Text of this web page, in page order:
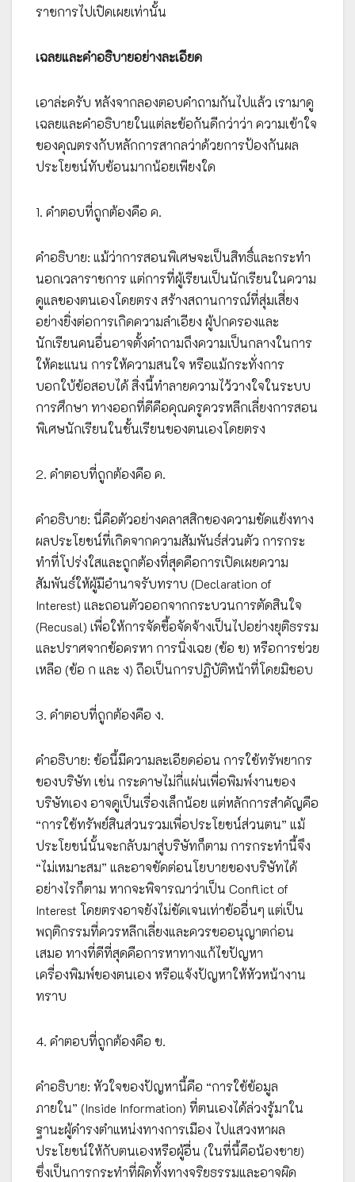
ราชการไปเปิดเผยเท่านั้น
เฉลยและคำอธิบายอย่างละเอียด
เอาล่ะครับ หลังจากลองตอบคำถามกันไปแล้ว เรามาดู
เฉลยและคำอธิบายในแต่ละข้อกันดีกว่าว่า ความเข้าใจ
ของคุณตรงกับหลักการสากลว่าด้วยการป้องกันผล
ประโยชน์ทับซ้อนมากน้อยเพียงใด
1. คำตอบที่ถูกต้องคือ ค.
คำอธิบาย: แม้ว่าการสอนพิเศษจะเป็นสิทธิ์และกระทำ
นอกเวลาราชการ แต่การที่ผู้เรียนเป็นนักเรียนในความ
ดูแลของตนเองโดยตรง สร้างสถานการณ์ที่สุ่มเสี่ยง
อย่างยิ่งต่อการเกิดความลำเอียง ผู้ปกครองและ
นักเรียนคนอื่นอาจตั้งคำถามถึงความเป็นกลางในการ
ให้คะแนน การให้ความสนใจ หรือแม้กระทั่งการ
บอกใบ้ข้อสอบได้ สิ่งนี้ทำลายความไว้วางใจในระบบ
การศึกษา ทางออกที่ดีคือคุณครูควรหลีกเลี่ยงการสอน
พิเศษนักเรียนในชั้นเรียนของตนเองโดยตรง
2. คำตอบที่ถูกต้องคือ ค.
คำอธิบาย: นี่คือตัวอย่างคลาสสิกของความขัดแย้งทาง
ผลประโยชน์ที่เกิดจากความสัมพันธ์ส่วนตัว การกระ
ทำที่โปร่งใสและถูกต้องที่สุดคือการเปิดเผยความ
สัมพันธ์ให้ผู้มีอำนาจรับทราบ (Declaration of
Interest) และถอนตัวออกจากกระบวนการตัดสินใจ
(Recusal) เพื่อให้การจัดซื้อจัดจ้างเป็นไปอย่างยุติธรรม
และปราศจากข้อครหา การนิ่งเฉย (ข้อ ข) หรือการช่วย
เหลือ (ข้อ ก และ ง) ถือเป็นการปฏิบัติหน้าที่โดยมิชอบ
3. คำตอบที่ถูกต้องคือ ง.
คำอธิบาย: ข้อนี้มีความละเอียดอ่อน การใช้ทรัพยากร
ของบริษัท เช่น กระดาษไม่กี่แผ่นเพื่อพิมพ์งานของ
บริษัทเอง อาจดูเป็นเรื่องเล็กน้อย แต่หลักการสำคัญคือ
“การใช้ทรัพย์สินส่วนรวมเพื่อประโยชน์ส่วนตน” แม้
ประโยชน์นั้นจะกลับมาสู่บริษัทก็ตาม การกระทำนี้จึง
“ไม่เหมาะสม” และอาจขัดต่อนโยบายของบริษัทได้
อย่างไรก็ตาม หากจะพิจารณาว่าเป็น Conflict of
Interest โดยตรงอาจยังไม่ชัดเจนเท่าข้ออื่นๆ แต่เป็น
พฤติกรรมที่ควรหลีกเลี่ยงและควรขออนุญาตก่อน
เสมอ ทางที่ดีที่สุดคือการหาทางแก้ไขปัญหา
เครื่องพิมพ์ของตนเอง หรือแจ้งปัญหาให้หัวหน้างาน
ทราบ
4. คำตอบที่ถูกต้องคือ ข.
คำอธิบาย: หัวใจของปัญหานี้คือ “การใช้ข้อมูล
ภายใน” (Inside Information) ที่ตนเองได้ล่วงรู้มาใน
ฐานะผู้ดำรงตำแหน่งทางการเมือง ไปแสวงหาผล
ประโยชน์ให้กับตนเองหรือผู้อื่น (ในที่นี้คือน้องชาย)
ซึ่งเป็นการกระทำที่ผิดทั้งทางจริยธรรมและอาจผิด